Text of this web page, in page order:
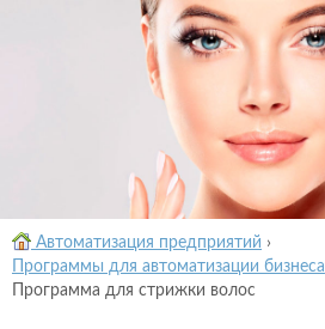
Автоматизация предприятий ›
Программы для автоматизации бизнеса
Программа для стрижки волос